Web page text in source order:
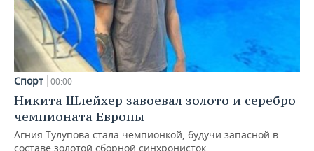
Спорт 00:00
Никита Шлейхер завоевал золото и серебро
чемпионата Европы
Агния Тулупова стала чемпионкой, будучи запасной в
составе золотой сборной синхронисток